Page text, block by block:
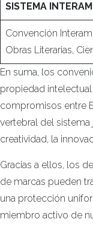
SISTEMA
Convención
Obras Literarias,
En suma, los
propiedad
compromisos entre
vertebral del
creatividad, la
Gracias a ellos, los
de marcas pueden
una protección
miembro activo de